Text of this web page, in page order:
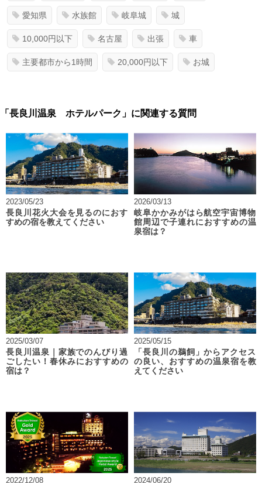
愛知県 水族館 岐阜城 城
10,000円以下 名古屋 出張 車
主要都市から1時間 20,000円以下 お城
「長良川温泉 ホテルパーク」に関連する質問
2023/05/23
長良川花火大会を見るのにおす
すめの宿を教えてください
2026/03/13
岐阜かかみがはら航空宇宙博物
館周辺で子連れにおすすめの温
泉宿は？
2025/03/07
長良川温泉｜家族でのんびり過
ごしたい！春休みにおすすめの
宿は？
2025/05/15
「長良川の鵜飼」からアクセス
の良い、おすすめの温泉宿を教
えてください
2022/12/08
2024/06/20